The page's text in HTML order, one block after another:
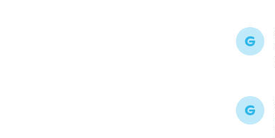
G
G